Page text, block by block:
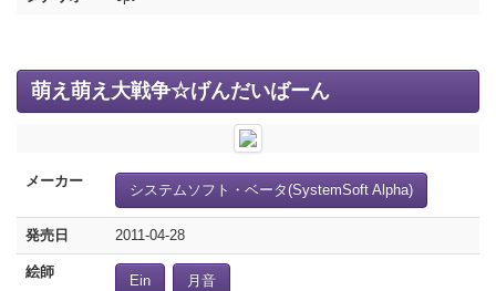
萌え萌え大戦争☆げんだいばーん
メーカー
システムソフト・ベータ(SystemSoft Alpha)
発売日 2011-04-28
絵師
Ein 月音